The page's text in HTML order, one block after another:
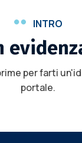
INTRO
per farti
portale.